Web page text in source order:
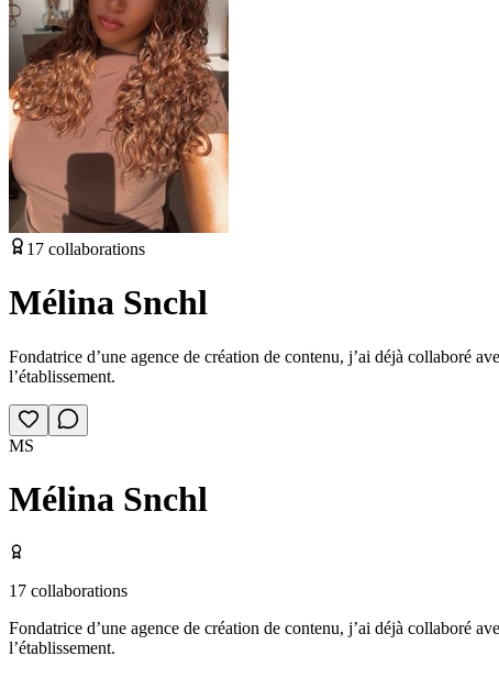
17 collaborations
Mélina Snchl
Fondatrice d’une agence de création de contenu, j’ai déjà collaboré
l’établissement.
MS
Mélina Snchl
17 collaborations
Fondatrice d’une agence de création de contenu, j’ai déjà collaboré
l’établissement.